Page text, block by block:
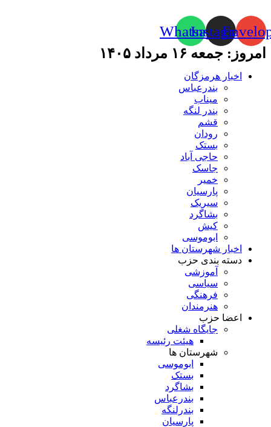
Instagram
Whatsapp
امروز: جمعه ۱۶ مرداد ۱۴۰۵
اخبار هرمزگان
بندرعباس
میناب
بندر لنگه
قشم
رودان
بستک
حاجی آباد
جاسک
خمیر
پارسیان
سیریک
بشاگرد
کیش
ابوموسی
اخبار شهرستان ها
دسته بندی حزب
آموزشی
سیاسی
فرهنگی
هنرمندان
اعضا حزب
جایگاه شغلی
هیئت رئیسه
شهرستان ها
ابوموسی
بستک
بشاگرد
بندرعباس
بندرلنگه
پارسیان